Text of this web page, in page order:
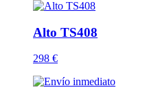
Alto TS408
298 €